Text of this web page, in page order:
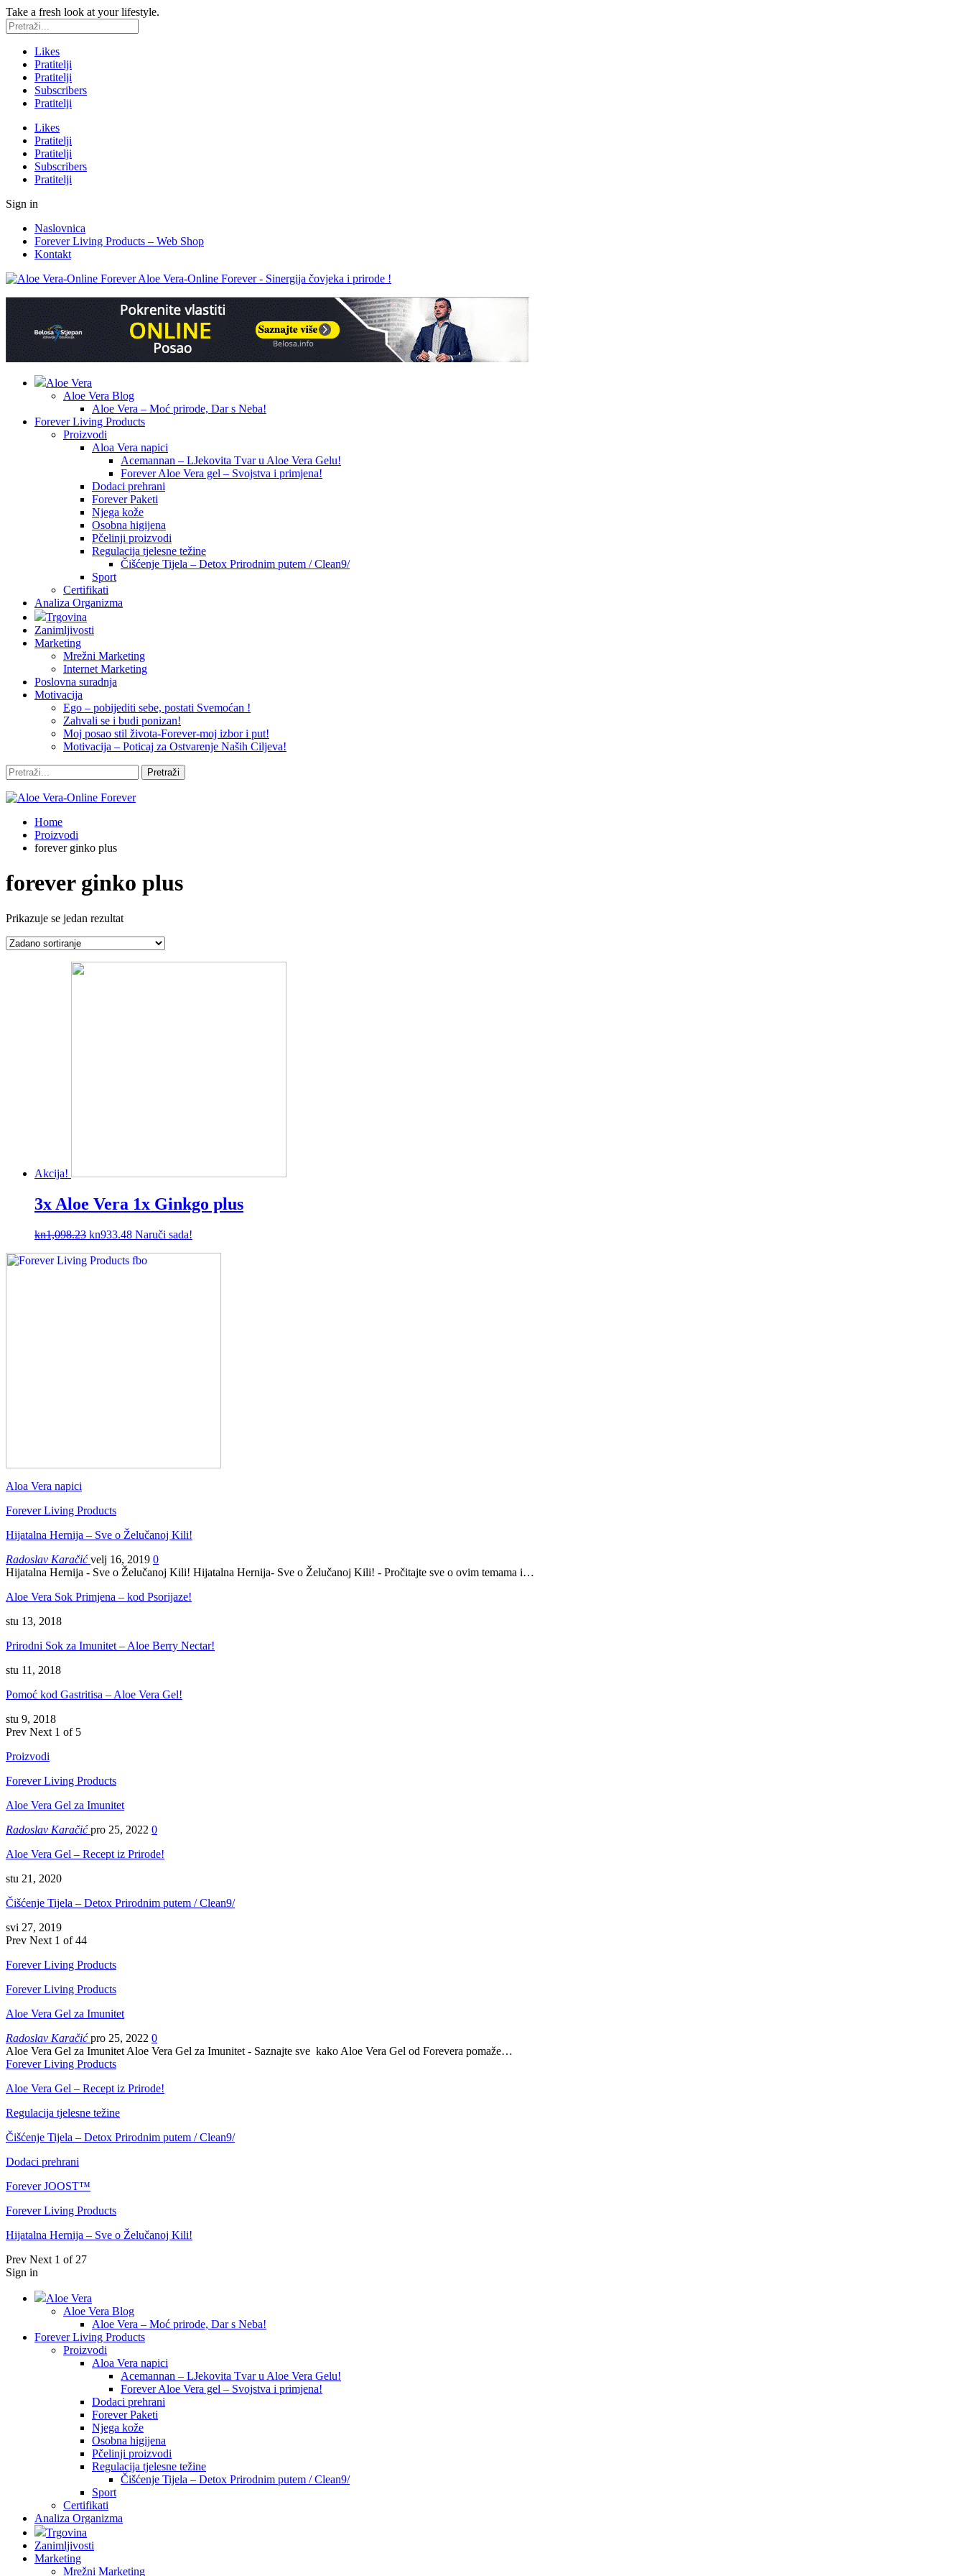
Take a fresh look at your lifestyle.
Likes
Pratitelji
Pratitelji
Subscribers
Pratitelji
Likes
Pratitelji
Pratitelji
Subscribers
Pratitelji
Sign in
Naslovnica
Forever Living Products – Web Shop
Kontakt
Aloe Vera-Online Forever - Sinergija čovjeka i prirode !
Aloe Vera
Aloe Vera Blog
Aloe Vera – Moć prirode, Dar s Neba!
Forever Living Products
Proizvodi
Aloa Vera napici
Acemannan – LJekovita Tvar u Aloe Vera Gelu!
Forever Aloe Vera gel – Svojstva i primjena!
Dodaci prehrani
Forever Paketi
Njega kože
Osobna higijena
Pčelinji proizvodi
Regulacija tjelesne težine
Čišćenje Tijela – Detox Prirodnim putem / Clean9/
Sport
Certifikati
Analiza Organizma
Trgovina
Zanimljivosti
Marketing
Mrežni Marketing
Internet Marketing
Poslovna suradnja
Motivacija
Ego – pobijediti sebe, postati Svemoćan !
Zahvali se i budi ponizan!
Moj posao stil života-Forever-moj izbor i put!
Motivacija – Poticaj za Ostvarenje Naših Ciljeva!
Home
Proizvodi
forever ginko plus
forever ginko plus
Prikazuje se jedan rezultat
Akcija!
3x Aloe Vera 1x Ginkgo plus
kn1,098.23 kn933.48 Naruči sada!
Aloa Vera napici
Forever Living Products
Hijatalna Hernija – Sve o Želučanoj Kili!
Radoslav Karačićvelj 16, 2019 0
Hijatalna Hernija - Sve o Želučanoj Kili! Hijatalna Hernija- Sve o Želučanoj Kili! - Pročitajte sve o ovim temama i…
Aloe Vera Sok Primjena – kod Psorijaze!
stu 13, 2018
Prirodni Sok za Imunitet – Aloe Berry Nectar!
stu 11, 2018
Pomoć kod Gastritisa – Aloe Vera Gel!
stu 9, 2018
Prev Next 1 of 5
Proizvodi
Forever Living Products
Aloe Vera Gel za Imunitet
Radoslav Karačićpro 25, 2022 0
Aloe Vera Gel – Recept iz Prirode!
stu 21, 2020
Čišćenje Tijela – Detox Prirodnim putem / Clean9/
svi 27, 2019
Prev Next 1 of 44
Forever Living Products
Forever Living Products
Aloe Vera Gel za Imunitet
Radoslav Karačićpro 25, 2022 0
Aloe Vera Gel za Imunitet Aloe Vera Gel za Imunitet - Saznajte sve kako Aloe Vera Gel od Forevera pomaže…
Forever Living Products
Aloe Vera Gel – Recept iz Prirode!
Regulacija tjelesne težine
Čišćenje Tijela – Detox Prirodnim putem / Clean9/
Dodaci prehrani
Forever JOOST™
Forever Living Products
Hijatalna Hernija – Sve o Želučanoj Kili!
Prev Next 1 of 27
Sign in
Aloe Vera
Aloe Vera Blog
Aloe Vera – Moć prirode, Dar s Neba!
Forever Living Products
Proizvodi
Aloa Vera napici
Acemannan – LJekovita Tvar u Aloe Vera Gelu!
Forever Aloe Vera gel – Svojstva i primjena!
Dodaci prehrani
Forever Paketi
Njega kože
Osobna higijena
Pčelinji proizvodi
Regulacija tjelesne težine
Čišćenje Tijela – Detox Prirodnim putem / Clean9/
Sport
Certifikati
Analiza Organizma
Trgovina
Zanimljivosti
Marketing
Mrežni Marketing